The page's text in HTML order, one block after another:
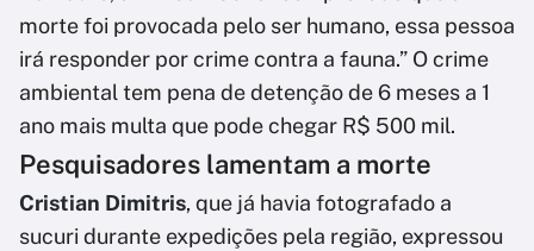
morte foi provocada pelo ser humano, essa pessoa
irá responder por crime contra a fauna.” O crime
ambiental tem pena de detenção de 6 meses a 1
ano mais multa que pode chegar R$ 500 mil.
Pesquisadores lamentam a morte
Cristian Dimitris, que já havia fotografado a
sucuri durante expedições pela região, expressou